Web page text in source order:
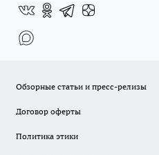
Обзорные статьи и пресс-релизы
Договор оферты
Политика этики